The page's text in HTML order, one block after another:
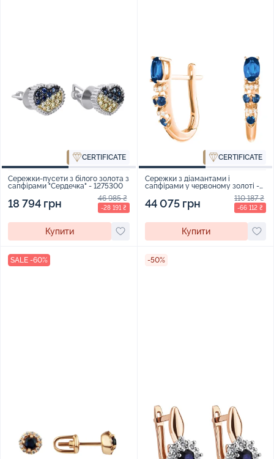
CERTIFICATE
Сережки-пусети з білого золота з
сапфірами "Сердечка" - 1275300
18 794 грн 46 985 ₴
-28 191 ₴
Купити
CERTIFICATE
Сережки з діамантами і
сапфірами у червоному золоті -
44 075 грн 110 187 ₴
-66 112 ₴
Купити
SALE -60% -50%